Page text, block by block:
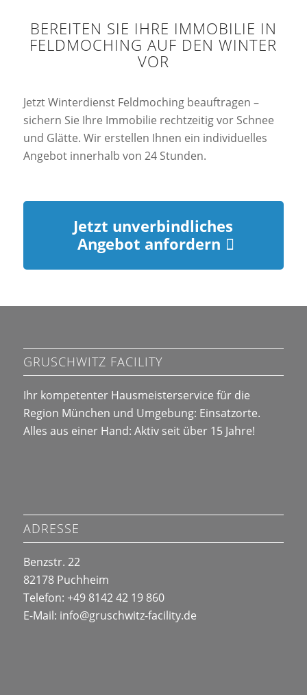
BEREITEN SIE IHRE IMMOBILIE IN
FELDMOCHING AUF DEN WINTER
VOR
Jetzt Winterdienst Feldmoching beauftragen –
sichern Sie Ihre Immobilie rechtzeitig vor Schnee
und Glätte. Wir erstellen Ihnen ein individuelles
Angebot innerhalb von 24 Stunden.
Jetzt unverbindliches
Angebot anfordern
GRUSCHWITZ FACILITY
Ihr kompetenter Hausmeisterservice für die
Region München und Umgebung: Einsatzorte.
Alles aus einer Hand: Aktiv seit über 15 Jahre!
ADRESSE
Benzstr. 22
82178 Puchheim
Telefon: +49 8142 42 19 860
E-Mail: info@gruschwitz-facility.de